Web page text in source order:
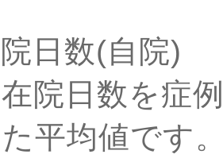
日数(自院)
院日数を症
平均値です